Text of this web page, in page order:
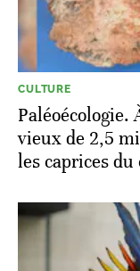
CULTURE
Paléoécologie.
vieux de 2,5
les caprices